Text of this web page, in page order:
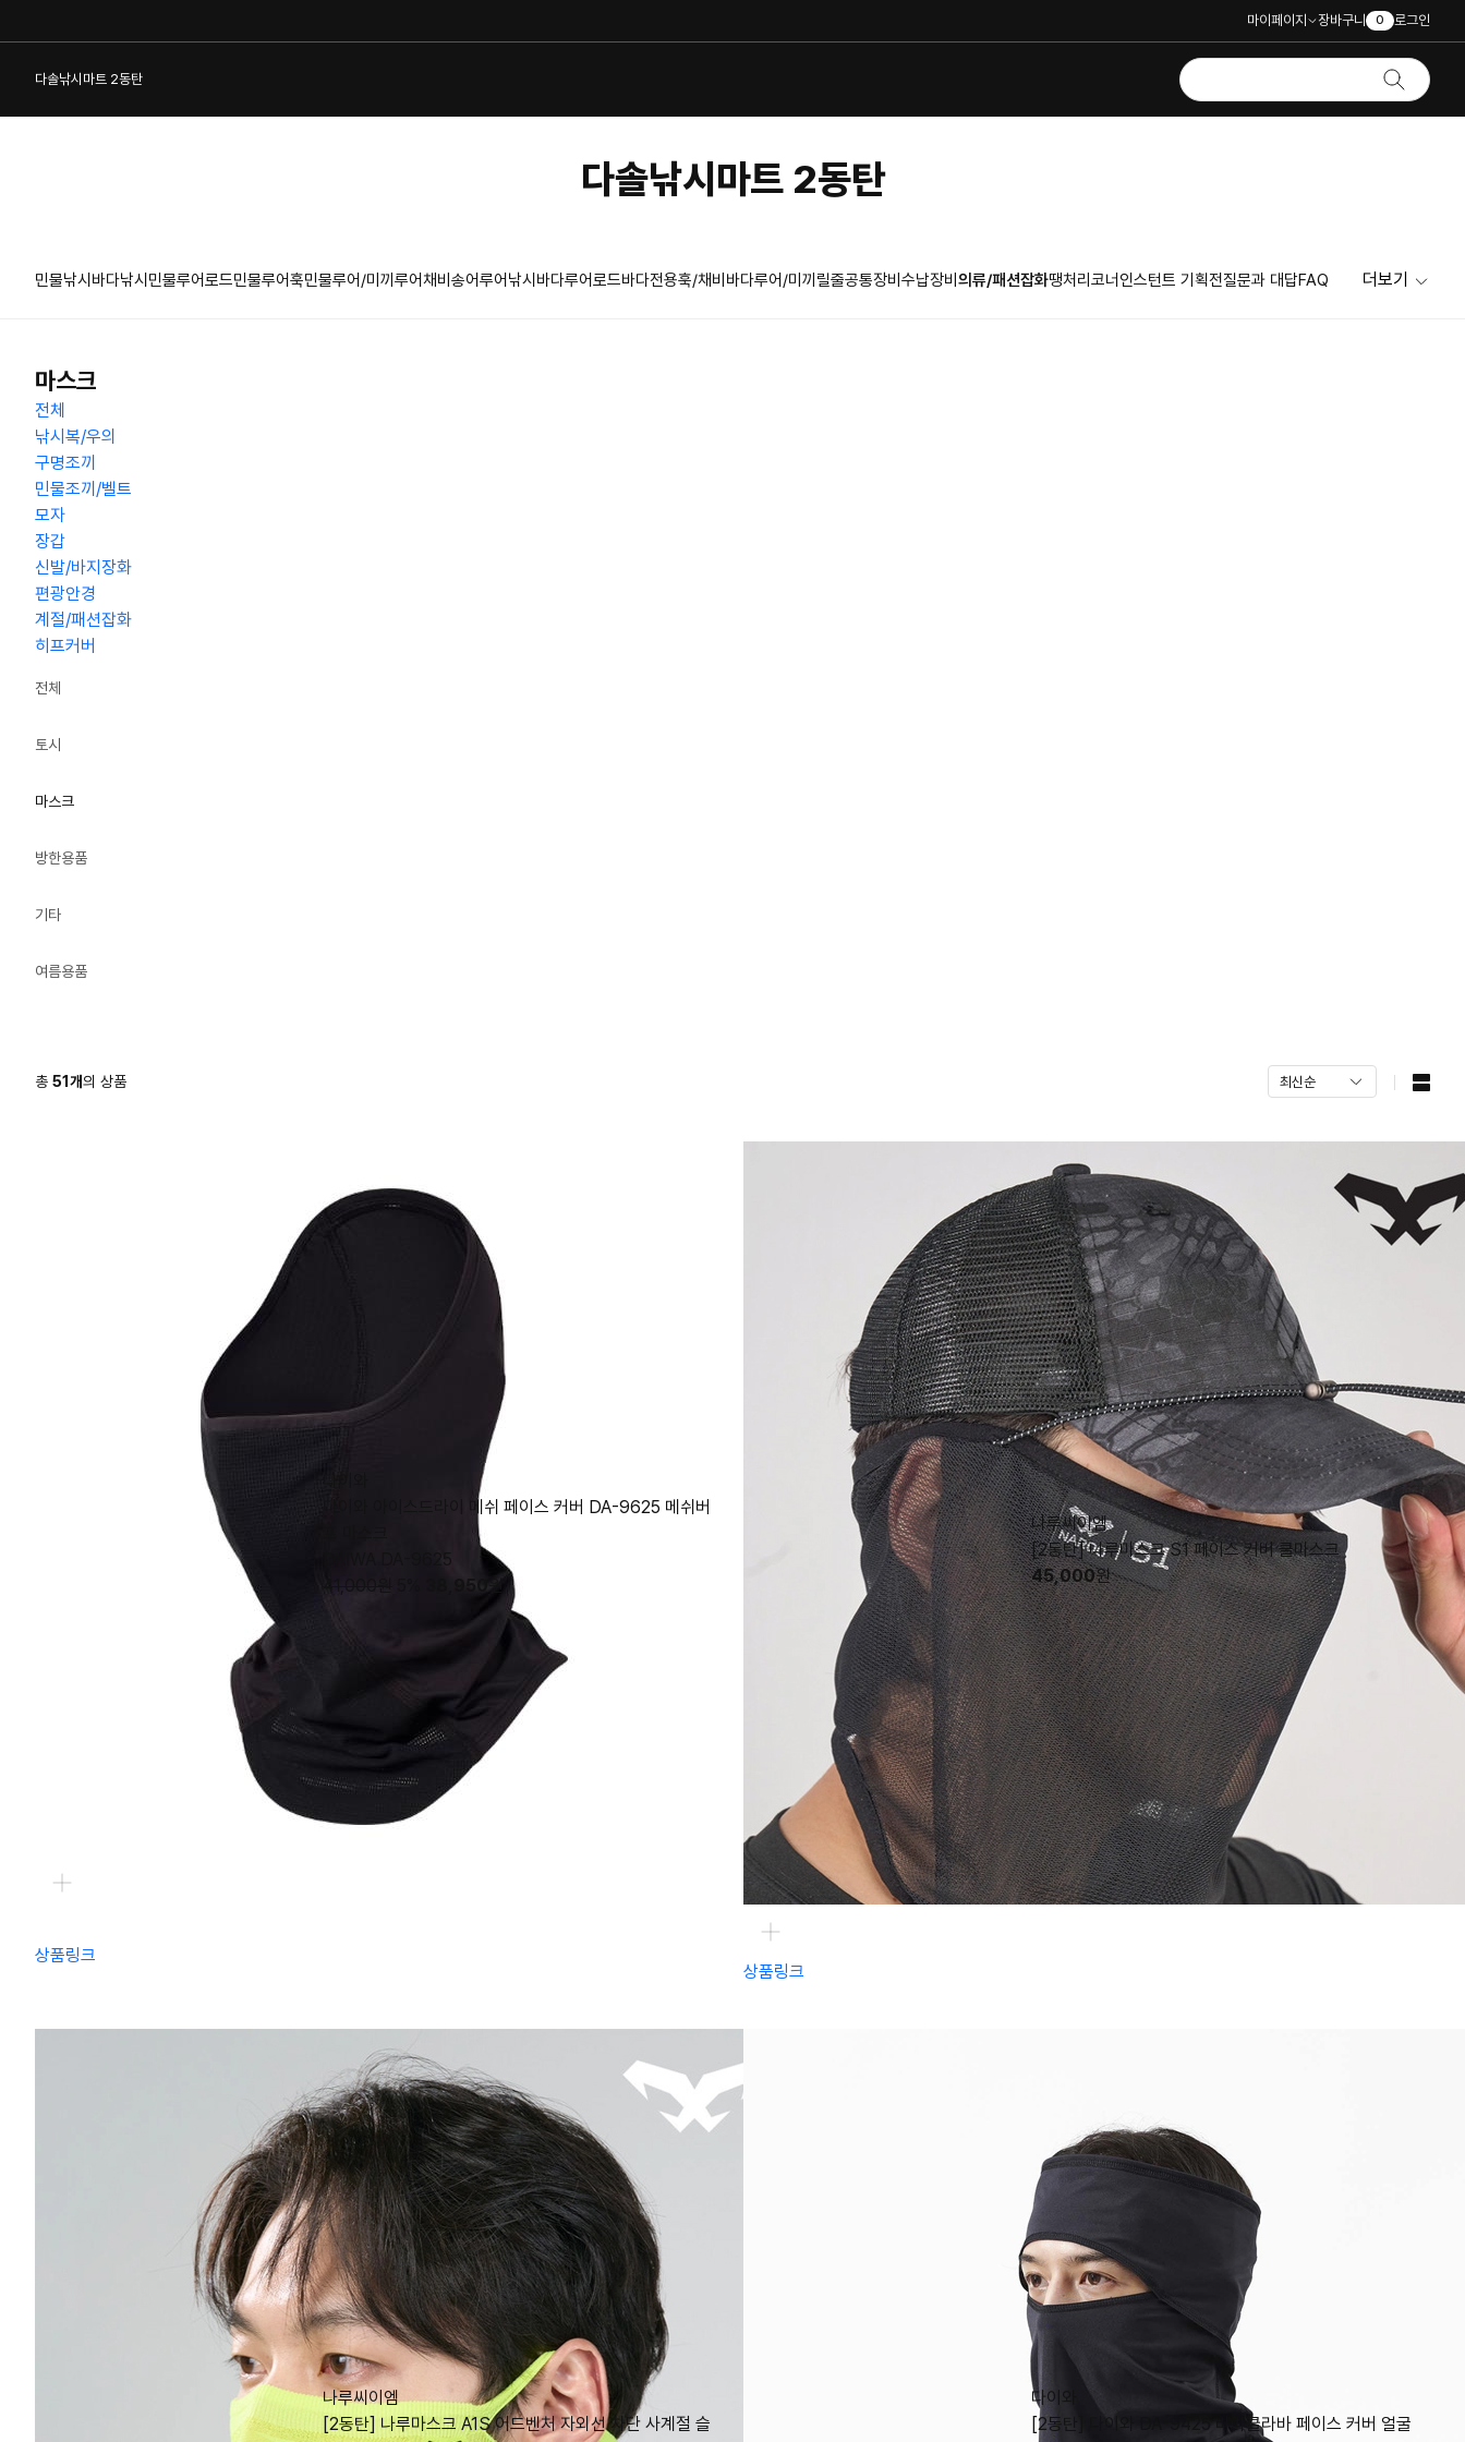
마이페이지 장바구니 0 로그인
다솔낚시마트 2동탄
다솔낚시마트 2동탄
민물낚시 바다낚시 민물루어로드민물루어훅민물루어/미끼 루어채비 송어루어낚시 바다루어로드바다전용훅/채비 바다루어/미끼 릴줄공통장비 수납장비 의류/패션잡화땡처리코너 인스턴트 기획전질문과 대답FAQ 더보기
마스크
전체
낚시복/우의
구명조끼
민물조끼/벨트
모자
장갑
신발/바지장화
편광안경
계절/패션잡화
히프커버
전체
토시
마스크
방한용품
기타
여름용품
총 51 개의 상품
다이와 아이스드라이 메쉬 페이스 커버 DA-9625 메쉬버
DAIWA DA-9625
41,000원
38,950 원
상품링크
나루씨이엠
[2동탄] 나루마스크 S1 페이스 커버 쿨마스크
45,000원
상품링크
나루씨이엠
[2동탄] 나루마스크 A1S 어드벤처 자외선 차단 사계절 슬
다이와
[2동탄] 다이와 DA-9425 바라클라바 페이스 커버 얼굴